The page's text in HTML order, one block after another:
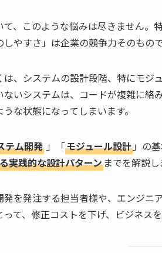
、このような悩みは尽きません。
やすさ」は企業の競争力そのもので
は、システムの設計段階、特にモ
ないシステムは、コードが複雑に
な状態になってしまいます。
テム開発 」「モジュール設計 」の
実践的な設計パターン までを解説し
発を発注する担当者様や、エンジ
って、修正コストを下げ、ビジネス